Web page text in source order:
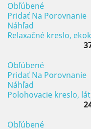
Obľúbené
Pridať Na Porovnanie
Náhľad
Relaxačné kreslo,
Obľúbené
Pridať Na Porovnanie
Náhľad
Polohovacie kreslo,
Obľúbené